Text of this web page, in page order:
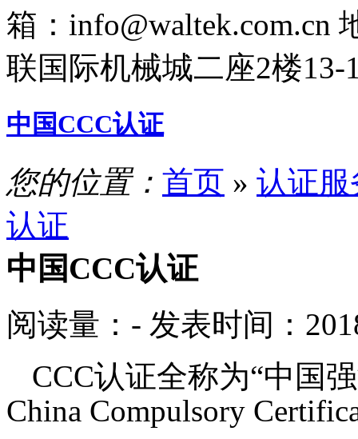
箱：info@waltek.com.cn
联国际机械城二座2楼13-
中国CCC认证
您的位置： 首页 » 认证服
认证
中国CCC认证
阅读量： - 发表时间：
CCC认证全称为“中国
China Compulsory